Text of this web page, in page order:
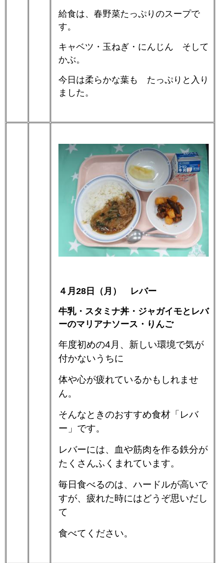
給食は、春野菜たっぷりのスープで
す。
キャベツ・玉ねぎ・にんじん そして
かぶ。
今日は柔らかな葉も たっぷりと入り
ました。
４月28日（月） レバー
牛乳・スタミナ丼・ジャガイモとレバ
ーのマリアナソース・りんご
年度初めの4月、新しい環境で気が
付かないうちに
体や心が疲れているかもしれませ
ん。
そんなときのおすすめ食材「レバ
ー」です。
レバーには、血や筋肉を作る鉄分が
たくさんふくまれています。
毎日食べるのは、ハードルが高いで
すが、疲れた時にはどうぞ思いだし
て
食べてください。